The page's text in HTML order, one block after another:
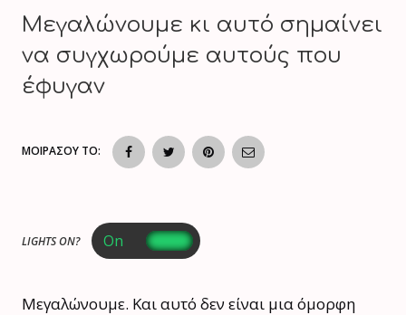
Μεγαλώνουμε κι αυτό σημαίνει
να συγχωρούμε αυτούς που
έφυγαν
ΜΟΙΡΑΣΟΥ ΤΟ:
LIGHTS ON?
Μεγαλώνουμε. Και αυτό δεν είναι μια όμορφη